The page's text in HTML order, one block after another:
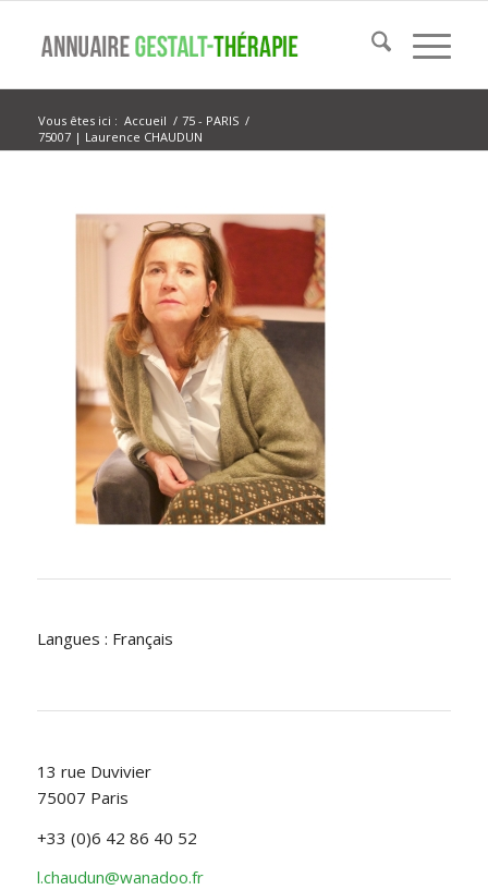
Vous êtes ici : Accueil / 75 - PARIS /
75007 | Laurence CHAUDUN
Langues : Français
13 rue Duvivier
75007 Paris
+33 (0)6 42 86 40 52
l.chaudun@wanadoo.fr